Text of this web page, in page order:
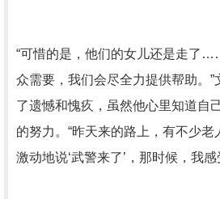
“可惜的是，他们的女儿还是走了
众需要，我们会尽全力提供帮助。
了遗憾和愧疚，虽然他心里知道自
的努力。“昨天来的路上，有不少
激动地说‘武警来了’，那时候，我